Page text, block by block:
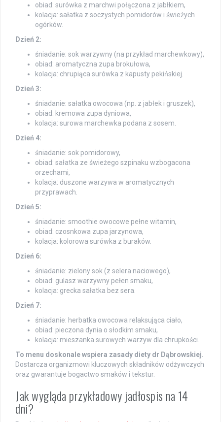
obiad: surówka z marchwi połączona z jabłkiem,
kolacja: sałatka z soczystych pomidorów i świeżych
ogórków.
Dzień 2:
śniadanie: sok warzywny (na przykład marchewkowy),
obiad: aromatyczna zupa brokułowa,
kolacja: chrupiąca surówka z kapusty pekińskiej.
Dzień 3:
śniadanie: sałatka owocowa (np. z jabłek i gruszek),
obiad: kremowa zupa dyniowa,
kolacja: surowa marchewka podana z sosem.
Dzień 4:
śniadanie: sok pomidorowy,
obiad: sałatka ze świeżego szpinaku wzbogacona
orzechami,
kolacja: duszone warzywa w aromatycznych
przyprawach.
Dzień 5:
śniadanie: smoothie owocowe pełne witamin,
obiad: czosnkowa zupa jarzynowa,
kolacja: kolorowa surówka z buraków.
Dzień 6:
śniadanie: zielony sok (z selera naciowego),
obiad: gulasz warzywny pełen smaku,
kolacja: grecka sałatka bez sera.
Dzień 7:
śniadanie: herbatka owocowa relaksująca ciało,
obiad: pieczona dynia o słodkim smaku,
kolacja: mieszanka surowych warzyw dla chrupkości.
To menu doskonale wspiera zasady diety dr Dąbrowskiej.
Dostarcza organizmowi kluczowych składników odżywczych
oraz gwarantuje bogactwo smaków i tekstur.
Jak wygląda przykładowy jadłospis na 14
dni?